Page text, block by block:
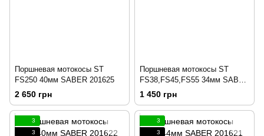
Поршневая мотокосы ST
FS250 40мм SABER 201625
2 650 грн
Поршневая мотокосы ST
FS38,FS45,FS55 34мм SABER
201624
1 450 грн
3
3
3
3